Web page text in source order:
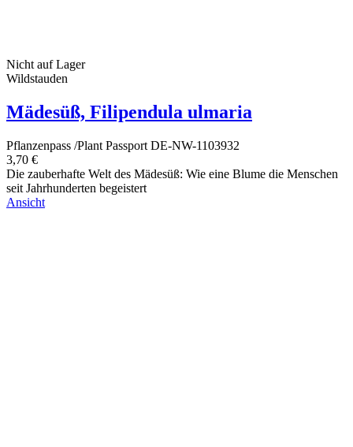
Nicht auf Lager
Wildstauden
Mädesüß, Filipendula ulmaria
Pflanzenpass /Plant Passport DE-NW-1103932
3,70 €
Die zauberhafte Welt des Mädesüß: Wie eine Blume die Menschen
seit Jahrhunderten begeistert
Ansicht